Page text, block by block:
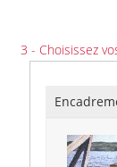
3 - Choisissez